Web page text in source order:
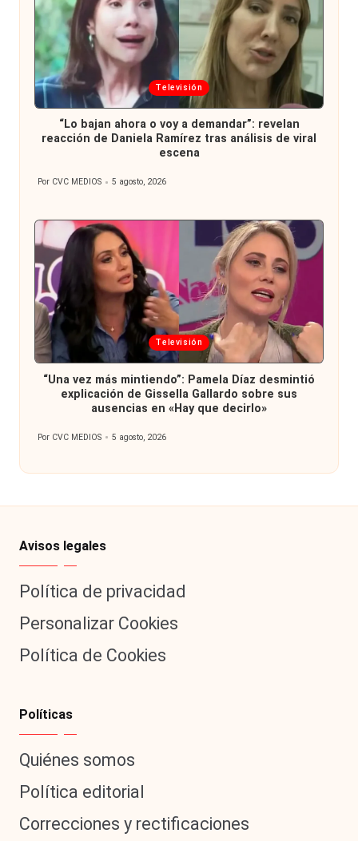
Publicada
en
Televisión
“Lo bajan ahora o voy a demandar”: revelan
reacción de Daniela Ramírez tras análisis de viral
escena
Publicado
Por CVC MEDIOS 5 agosto, 2026
Publicada
en
Televisión
“Una vez más mintiendo”: Pamela Díaz desmintió
explicación de Gissella Gallardo sobre sus
ausencias en «Hay que decirlo»
Publicado
Por CVC MEDIOS 5 agosto, 2026
Avisos legales
Política de privacidad
Personalizar Cookies
Política de Cookies
Políticas
Quiénes somos
Política editorial
Correcciones y rectificaciones